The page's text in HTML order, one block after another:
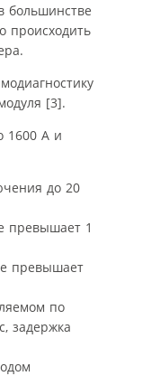
большинстве
происходить
[3].
1600 А и
до 20
превышает 1
превышает
по
задержка